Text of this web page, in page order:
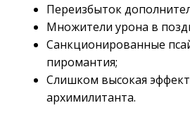
Переизбыток
Множители урона в
Санкционированные
пиромантия;
Слишком высокая
архимилитанта.